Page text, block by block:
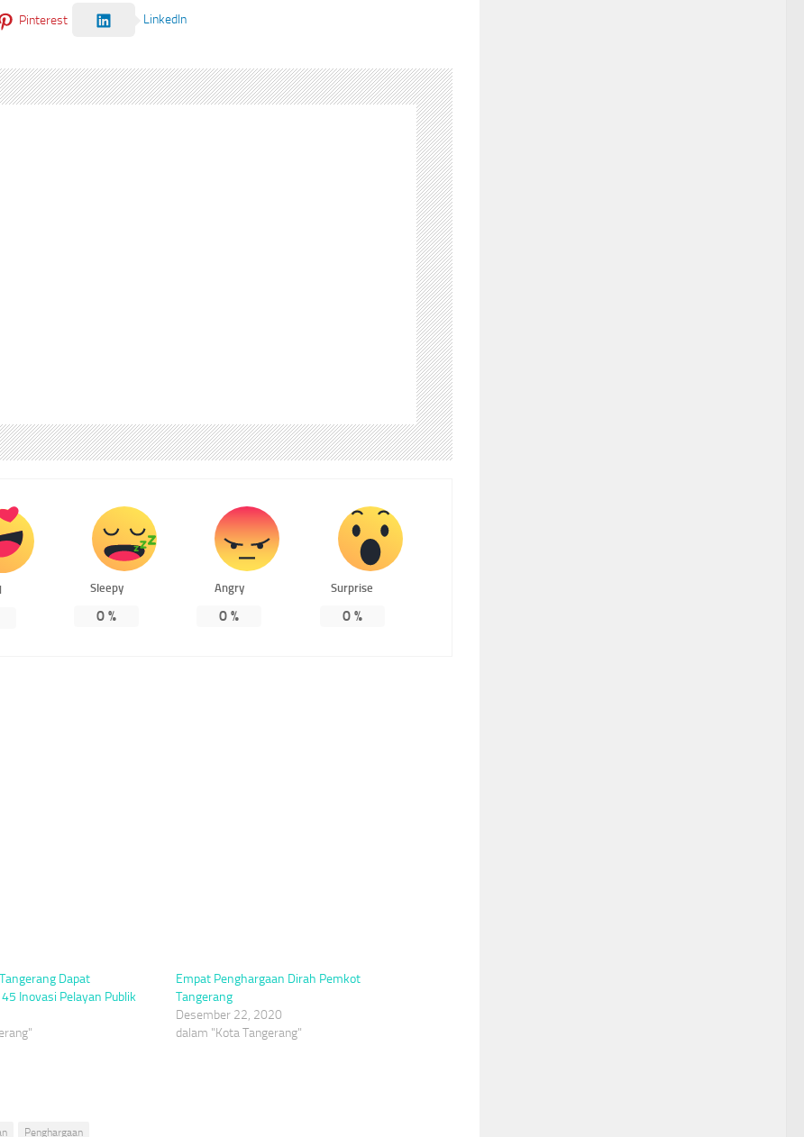
Pinterest LinkedIn
Sleepy
0 %
Angry
0 %
Surprise
0%
Dapat
Inovasi Pelayan Publik
Empat Penghargaan Dirah Pemkot
Tangerang
Desember 22, 2020
dalam "Kota Tangerang"
Penghargaan